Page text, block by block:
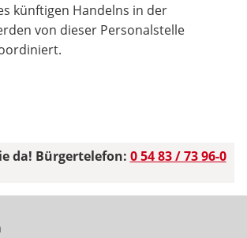
künftigen Handelns in der
von dieser Personalstelle
da! Bürgertelefon: 0 54 83 / 73 96-0